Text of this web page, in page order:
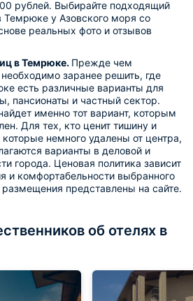
рублей. Выбирайте подходящий
Темрюке у Азовского моря со
реальных фото и отзывов
в Темрюке. Прежде чем
заранее решить, где
есть различные варианты для
пансионаты и частный сектор.
именно тот вариант, которым
Для тех, кто ценит тишину и
немного удалены от центра,
варианты в деловой и
города. Ценовая политика зависит
и комфортабельности выбранного
представлены на сайте.
об отелях в